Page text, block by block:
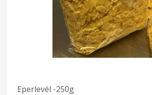
Eperlevél -250g